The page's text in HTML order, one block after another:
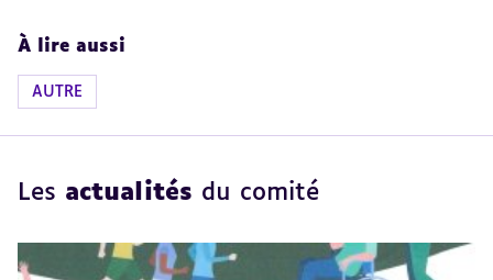
À lire aussi
AUTRE
Les actualités du comité